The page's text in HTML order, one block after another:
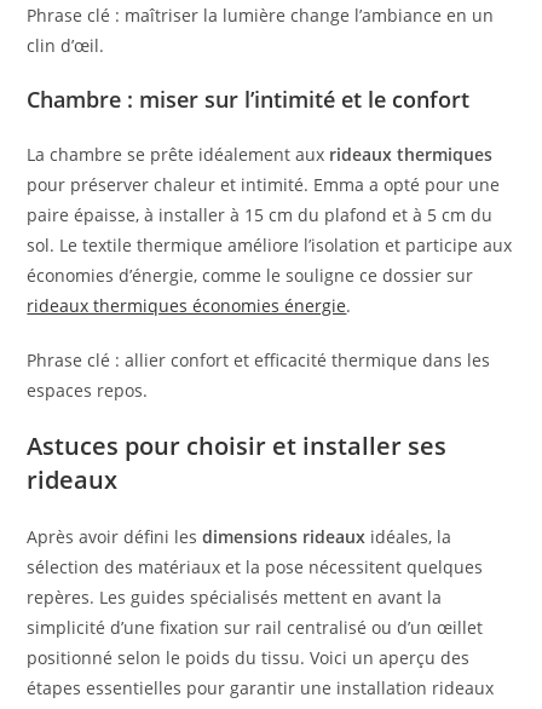
Phrase clé : maîtriser la lumière change l’ambiance en un
clin d’œil.
Chambre : miser sur l’intimité et le confort
La chambre se prête idéalement aux rideaux thermiques
pour préserver chaleur et intimité. Emma a opté pour une
paire épaisse, à installer à 15 cm du plafond et à 5 cm du
sol. Le textile thermique améliore l’isolation et participe aux
économies d’énergie, comme le souligne ce dossier sur
rideaux thermiques économies énergie.
Phrase clé : allier confort et efficacité thermique dans les
espaces repos.
Astuces pour choisir et installer ses
rideaux
Après avoir défini lesdimensions rideaux idéales, la
sélection des matériaux et la pose nécessitent quelques
repères. Les guides spécialisés mettent en avant la
simplicité d’une fixation sur rail centralisé ou d’un œillet
positionné selon le poids du tissu. Voici un aperçu des
étapes essentielles pour garantir une installation rideaux